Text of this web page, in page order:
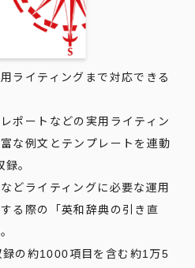
ライティングまで対応できる
ポートなどの実用ライティン
な例文とテンプレートを連動
。
どライティングに必要な運用
る際の「英和辞典の引き直
の約1000項目を含む約1万5